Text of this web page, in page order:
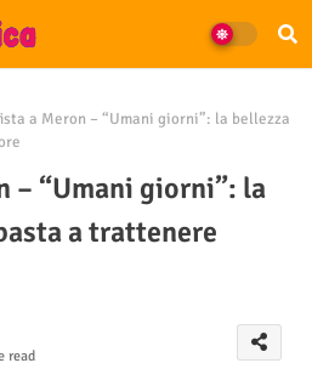
a Meron – “Umani giorni”: la bellezza
– “Umani giorni”: la
a trattenere
read